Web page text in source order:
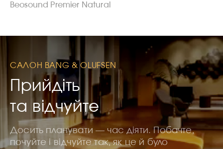
Beosound Premier Natural
САЛОН BANG & OLUFSEN
Прийдіть
та відчуйте
Досить планувати — час діяти. Побачте,
почуйте і відчуйте так, як це й було